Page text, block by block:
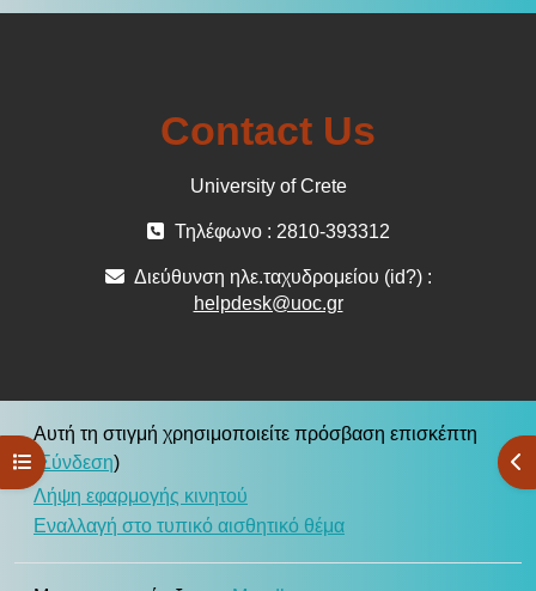
Άνοιγμα ευρετηρίου μαθήματος
Contact Us
University of Crete
Τηλέφωνο : 2810-393312
Διεύθυνση ηλε.ταχυδρομείου (id?) :
helpdesk@uoc.gr
Αυτή τη στιγμή χρησιμοποιείτε πρόσβαση επισκέπτη
Σύνδεση)
Λήψη εφαρμογής κινητού
Εναλλαγή στο τυπικό αισθητικό θέμα